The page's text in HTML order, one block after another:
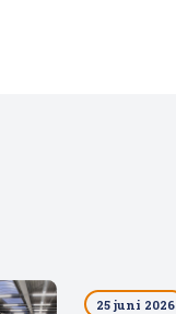
25 juni 2026